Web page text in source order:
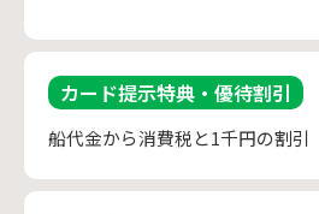
カード提示特典・優待割引
船代金から消費税と1千円の割